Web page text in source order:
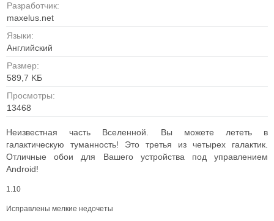
Разработчик:
maxelus.net
Языки:
Английский
Размер:
589,7 KБ
Просмотры:
13468
Неизвестная часть Вселенной. Вы можете лететь в
галактическую туманность! Это третья из четырех галактик.
Отличные обои для Вашего устройства под управлением
Android!
1.10
Исправлены мелкие недочеты